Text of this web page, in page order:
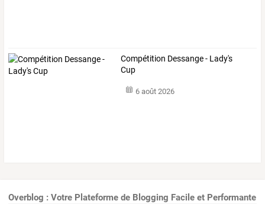
Compétition Dessange - Lady's
Cup
6 août 2026
Overblog : Votre Plateforme de Blogging Facile et Performante